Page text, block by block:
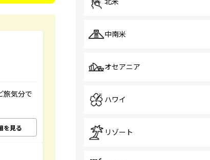
旅気分で
を見る
中南米
オセアニア
ハワイ
リゾート